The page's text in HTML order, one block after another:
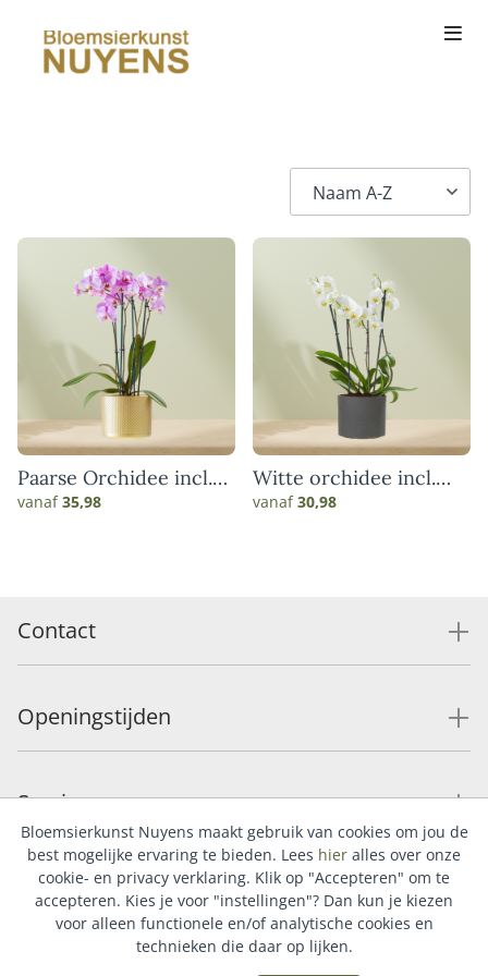
Paarse Orchidee incl.
pot
vanaf35,98
Witte orchidee incl.
pot
vanaf30,98
Contact
Openingstijden
Service
Populaire categorieën
Bloemsierkunst Nuyens maakt gebruik van cookies om jou de
best mogelijke ervaring te bieden. Lees hier alles over onze
cookie- en privacy verklaring. Klik op "Accepteren" om te
accepteren. Kies je voor "instellingen"? Dan kun je kiezen
voor alleen functionele en/of analytische cookies en
technieken die daar op lijken.